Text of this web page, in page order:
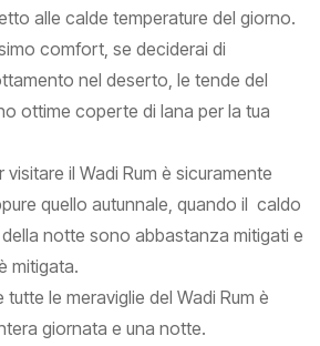
alle calde temperature del giorno.
comfort, se deciderai di
nel deserto, le tende del
ottime coperte di lana per la tua
il Wadi Rum è sicuramente
quello autunnale, quando il caldo
notte sono abbastanza mitigati e
mitigata.
tutte le meraviglie del Wadi Rum è
giornata e una notte.